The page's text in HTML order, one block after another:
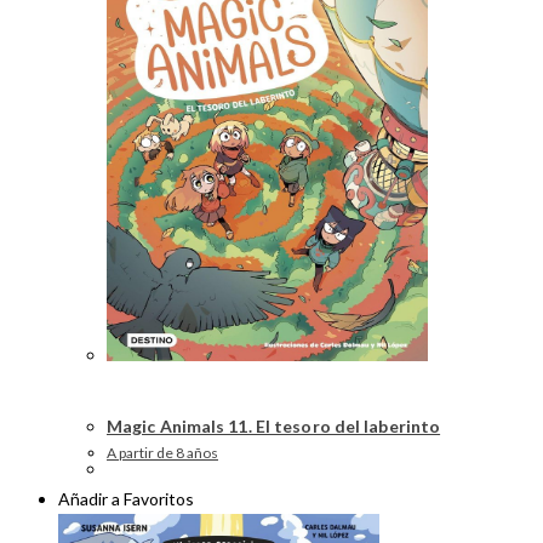
Magic Animals 11. El tesoro del laberinto
A partir de 8 años
Añadir a Favoritos